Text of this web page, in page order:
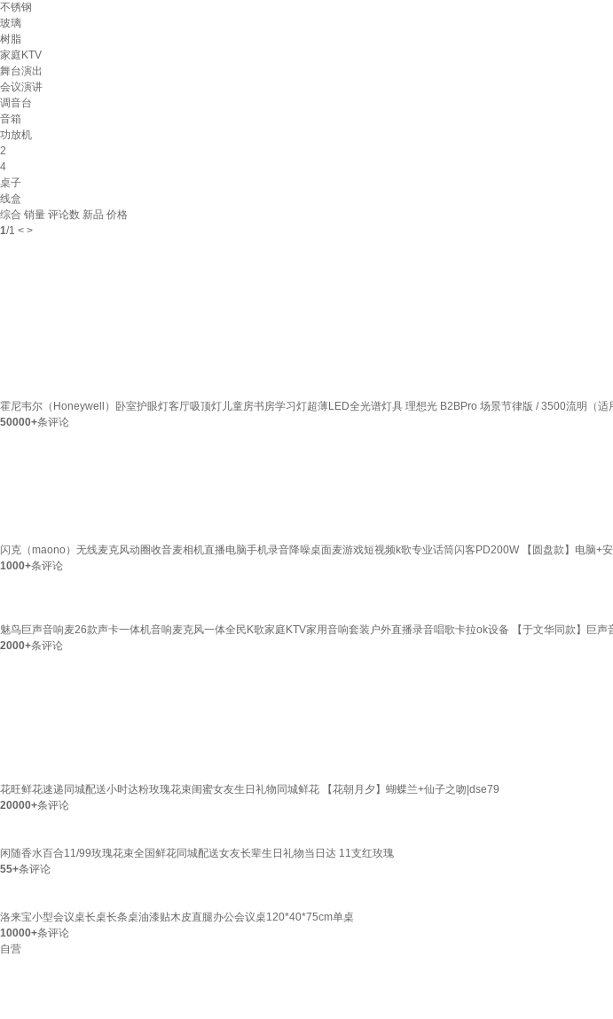
不锈钢
玻璃
树脂
家庭KTV
舞台演出
会议演讲
调音台
音箱
功放机
2
4
桌子
线盒
综合 销量 评论数 新品 价格
1/1 < >
霍尼韦尔（Honeywell）卧室护眼灯客厅吸顶灯儿童房书房学习灯超薄LED全光谱灯具 理想光 B2BPro 场景节律版 / 3500流明（适
50000+条评论
闪克（maono）无线麦克风动圈收音麦相机直播电脑手机录音降噪桌面麦游戏短视频k歌专业话筒闪客PD200W 【圆盘款】电脑+
1000+条评论
魅鸟巨声音响麦26款声卡一体机音响麦克风一体全民K歌家庭KTV家用音响套装户外直播录音唱歌卡拉ok设备 【于文华同款】巨声
2000+条评论
花旺鲜花速递同城配送小时达粉玫瑰花束闺蜜女友生日礼物同城鲜花 【花朝月夕】蝴蝶兰+仙子之吻|dse79
20000+条评论
闲随香水百合11/99玫瑰花束全国鲜花同城配送女友长辈生日礼物当日达 11支红玫瑰
55+条评论
洛来宝小型会议桌长桌长条桌油漆贴木皮直腿办公会议桌120*40*75cm单桌
10000+条评论
自营